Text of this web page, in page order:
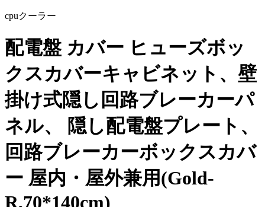
cpuクーラー
配電盤 カバー ヒューズボッ
クスカバーキャビネット、壁
掛け式隠し回路ブレーカーパ
ネル、 隠し配電盤プレート、
回路ブレーカーボックスカバ
ー 屋内・屋外兼用(Gold-
R,70*140cm)